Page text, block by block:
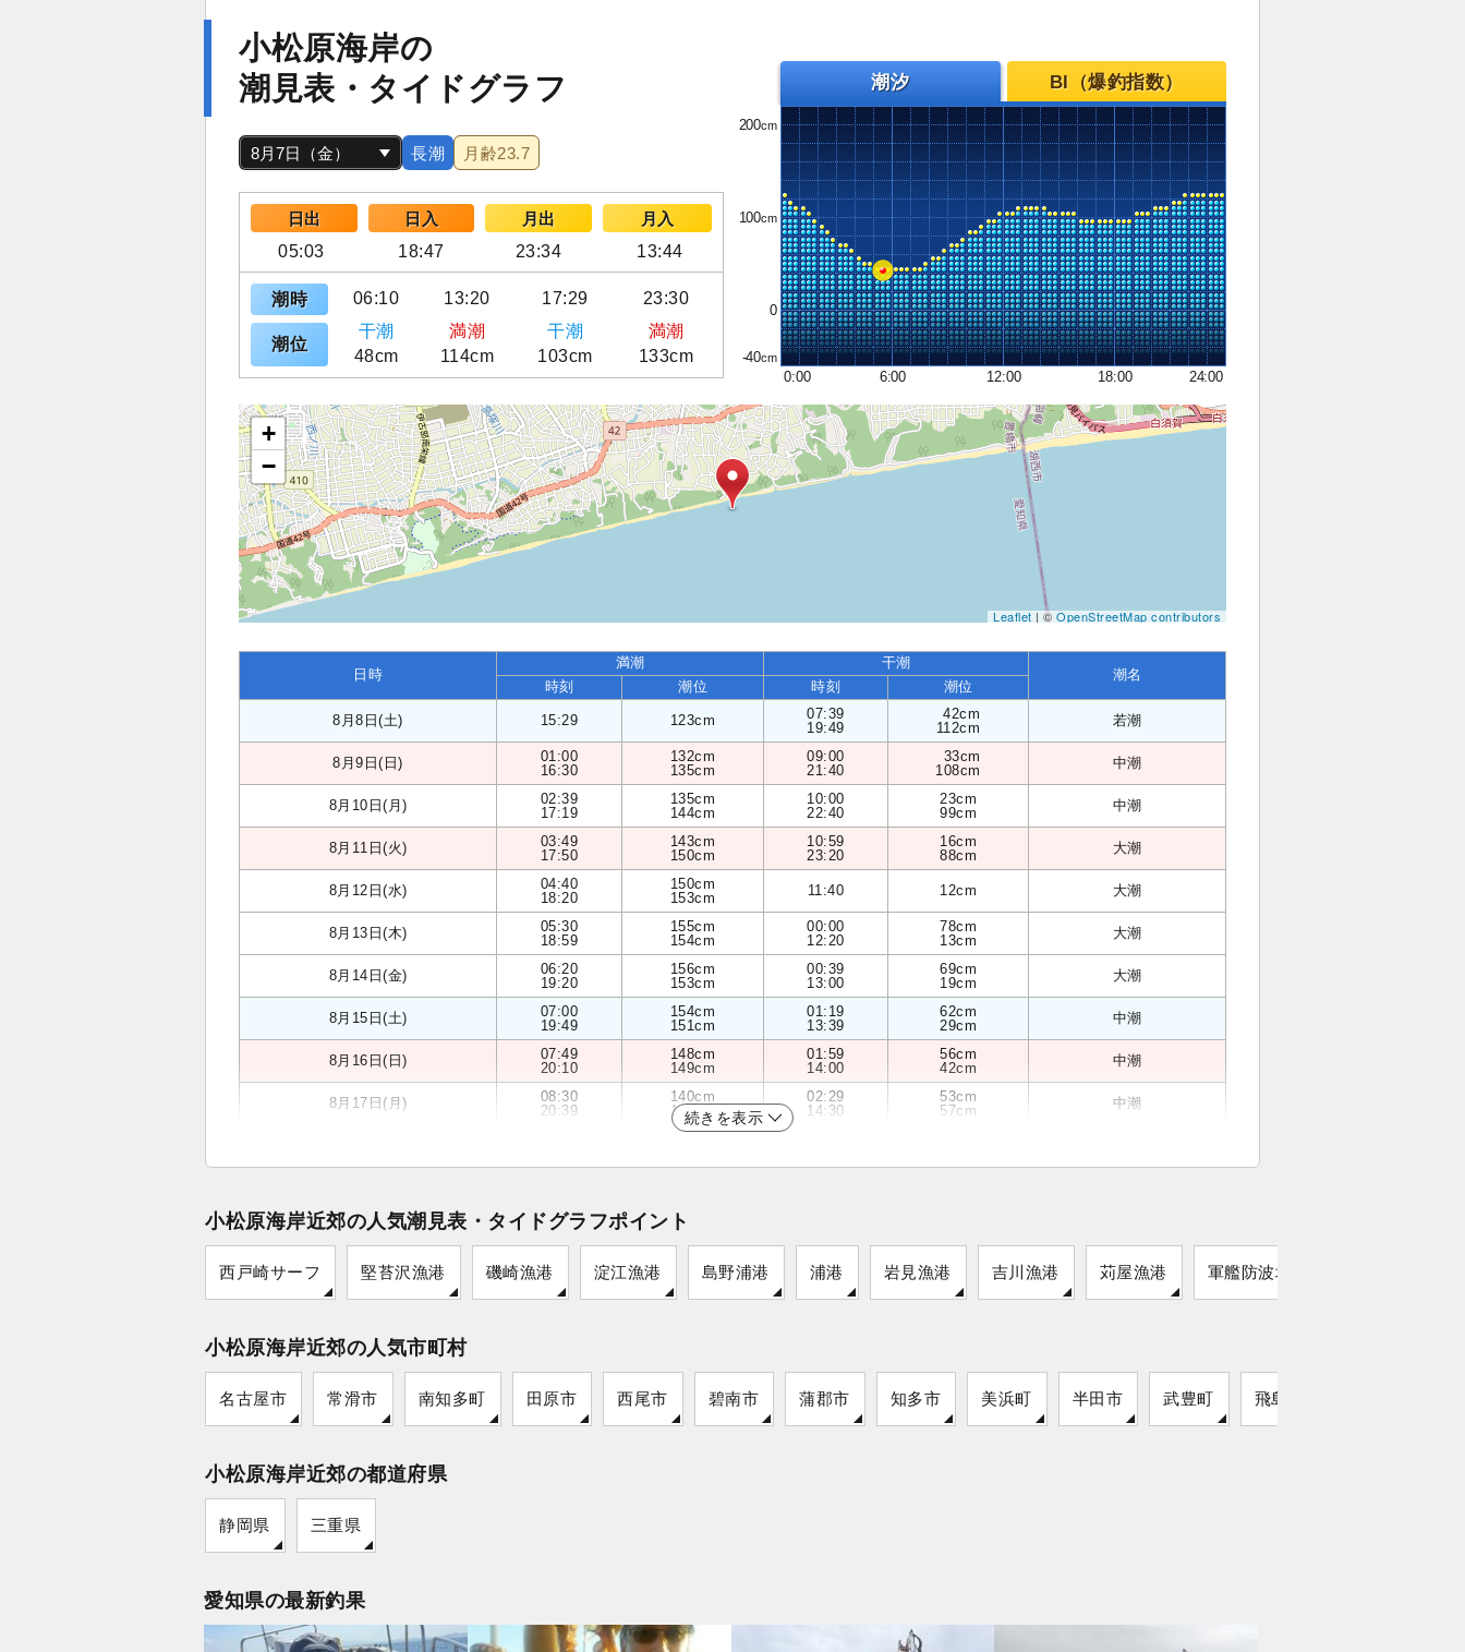
小松原海岸の
潮見表・タイドグラフ
長潮 月齢23.7
日出 日入 月出
月入
05:03
18:47 23:34 13:44
潮時 06:10 13:20 17:29 23:30
潮位
干潮 満潮 干潮
満潮
48cm
114cm 103cm 133cm
潮汐 BI（爆釣指数）
200
100
0
-40
0:00
6:00 12:00 18:00 24:00
+
−
Leaflet| ©OpenStreetMap contributors
日時
満潮 干潮
潮名
時刻 潮位 時刻 潮位
8月8日(土) 15:29 123cm
07:39
19:49
42cm
112cm
若潮
8月9日(日)
01:00
16:30
132cm
135cm
09:00
21:40
33cm
108cm
中潮
8月10日(月)
02:39
17:19
135cm
144cm
10:00
22:40
23cm
99cm
中潮
8月11日(火)
03:49
17:50
143cm
150cm
10:59
23:20
16cm
88cm
大潮
8月12日(水)
04:40
18:20
150cm
153cm
11:40 12cm 大潮
8月13日(木)
05:30
18:59
155cm
154cm
00:00
12:20
78cm
13cm
大潮
8月14日(金)
06:20
19:20
156cm
153cm
00:39
13:00
69cm
19cm
大潮
8月15日(土)
07:00
19:49
154cm
151cm
01:19
13:39
62cm
29cm
中潮
8月16日(日)
07:49
20:10
148cm
149cm
01:59
14:00
56cm
42cm
中潮
8月17日(月)
08:30
20:39
140cm
146cm
02:29
14:30
53cm
57cm
中潮
続きを表示
小松原海岸近郊の人気潮見表・タイドグラフポイント
西戸崎サーフ 堅苔沢漁港 磯崎漁港 淀江漁港 島野浦港 浦港 岩見漁港 吉川漁港 苅屋漁港 軍艦防波堤
小松原海岸近郊の人気市町村
名古屋市 常滑市 南知多町 田原市 西尾市 碧南市 蒲郡市 知多市 美浜町 半田市 武豊町 飛島村
小松原海岸近郊の都道府県
静岡県 三重県
愛知県の最新釣果